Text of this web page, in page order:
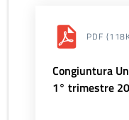
PDF
Congiuntura
1° trimestre